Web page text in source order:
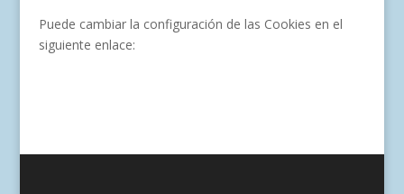
Puede cambiar la configuración de las Cookies en el
siguiente enlace: